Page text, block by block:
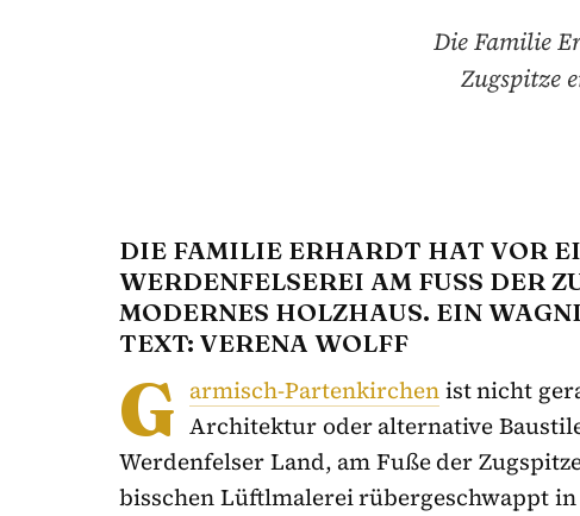
Die Familie
Zugspitze
DIE FAMILIE ERHARDT HAT VOR
WERDENFELSEREI AM FUSS DER
ODERNES HOLZHAUS. EIN
EXT: VERENA WOLFF
G armisch-Partenkirchenist nicht
Architektur oder alternative
Werdenfelser Land, am Fuße der
bisschen Lüftlmalerei rübergeschwappt in